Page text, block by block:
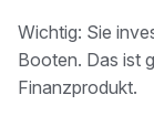
Wichtig: Sie
Booten. Das ist
Finanzprodukt.